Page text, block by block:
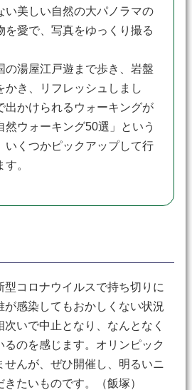
い美しい自然の大パノラマの
を愛で、写真をゆっくり撮る
湯屋江戸遊まで歩き、岩盤
かき、リフレッシュしまし
出かけられるウォーキングが
然ウォーキング50選」という
いくつかピックアップして行
。
コロナウイルスで持ち切りに
が感染してもおかしくない状況
いで中止となり、なんとなく
のを感じます。オリンピック
せんが、ぜひ開催し、明るいニ
たいものです。（飯塚）